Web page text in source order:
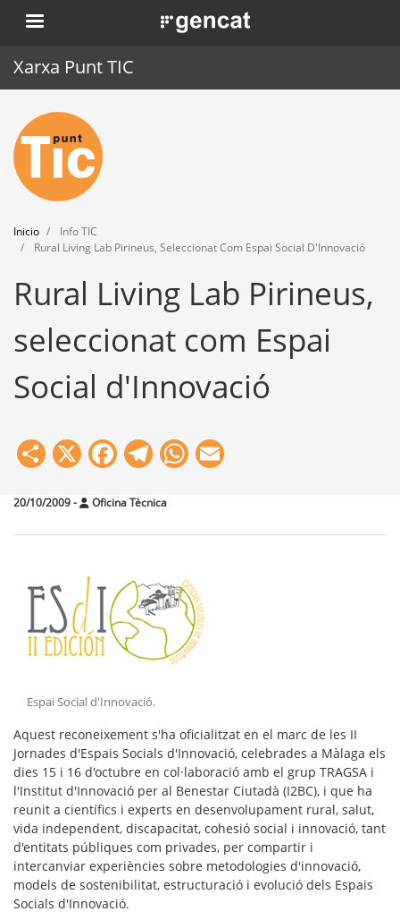
Pasar
al
. Obre en una nova finestra.
Xarxa Punt TIC
Inicio
Punt TIC
Actualidad
Agenda
Formación
Herramientas
Inicio
Info TIC
Rural Living Lab Pirineus, Seleccionat Com Espai Social D'Innovació
Rural Living Lab Pirineus,
seleccionat com Espai
Social d'Innovació
Share
X Facebook
Telegram
WhatsApp
20/10/2009- Oficina Tècnica
Espai Social d'Innovació.
Aquest reconeixement s'ha oficialitzat en el marc de les II
Jornades d'Espais Socials d'Innovació, celebrades a Màlaga els
dies 15 i 16 d'octubre en col·laboració amb el grup TRAGSA i
l'Institut d'Innovació per al Benestar Ciutadà (I2BC), i que ha
reunit a científics i experts en desenvolupament rural, salut,
vida independent, discapacitat, cohesió social i innovació, tant
d'entitats públiques com privades, per compartir i
intercanviar experiències sobre metodologies d'innovació,
models de sostenibilitat, estructuració i evolució dels Espais
Socials d'Innovació.